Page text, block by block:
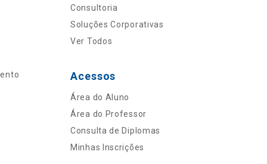
Consultoria
Soluções Corporativas
Ver Todos
Acessos
Área do Aluno
Área do Professor
Consulta de Diplomas
Minhas Inscrições